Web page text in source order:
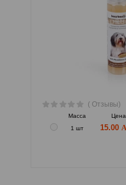
( Отзывы)
Масса Цена
1 шт
15.00